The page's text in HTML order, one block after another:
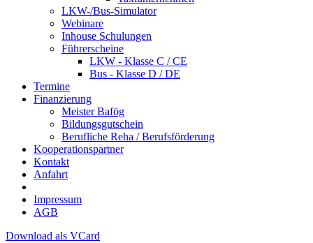
LKW-/Bus-Simulator
Webinare
Inhouse Schulungen
Führerscheine
LKW - Klasse C / CE
Bus - Klasse D / DE
Termine
Finanzierung
Meister Bafög
Bildungsgutschein
Berufliche Reha / Berufsförderung
Kooperationspartner
Kontakt
Anfahrt
Impressum
AGB
Download als VCard